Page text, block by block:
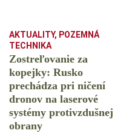
AKTUALITY, POZEMNÁ
TECHNIKA
Zostreľovanie za
kopejky: Rusko
prechádza pri ničení
dronov na laserové
systémy protivzdušnej
obrany